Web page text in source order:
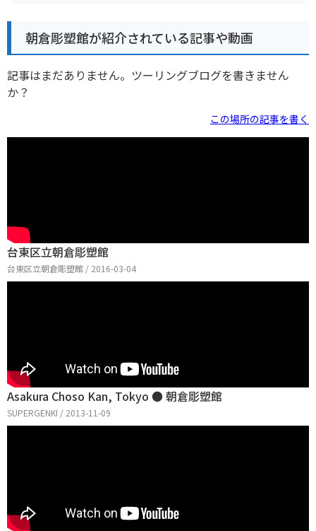
朝倉彫塑館が紹介されている記事や動画
記事はまだありません。ツーリングブログを書きません
か？
この場所の記事を書く
台東区立朝倉彫塑館
台東区立朝倉彫塑館 / 2016-03-04
Asakura Choso Kan, Tokyo ● 朝倉彫塑館
SUPERGENKI / 2013-11-09